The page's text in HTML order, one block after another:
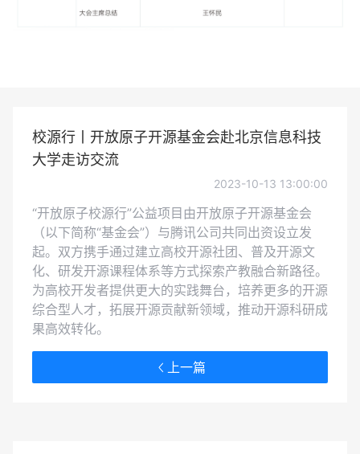
校源行丨开放原子开源基金会赴北京信息科技
大学走访交流
2023-10-13 13:00:00
“开放原子校源行”公益项目由开放原子开源基金会
（以下简称“基金会”）与腾讯公司共同出资设立发
起。双方携手通过建立高校开源社团、普及开源文
化、研发开源课程体系等方式探索产教融合新路径。
为高校开发者提供更大的实践舞台，培养更多的开源
综合型人才，拓展开源贡献新领域，推动开源科研成
果高效转化。
上一篇